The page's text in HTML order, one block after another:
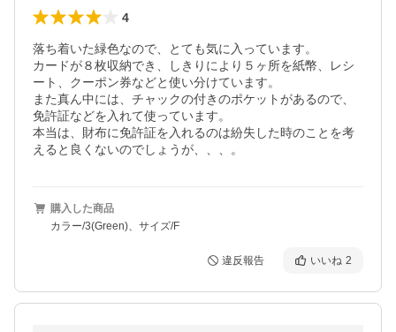
4
落ち着いた緑色なので、とても気に入っています。
カードが８枚収納でき、しきりにより５ヶ所を紙幣、レシ
ート、クーポン券などと使い分けています。
また真ん中には、チャックの付きのポケットがあるので、
免許証などを入れて使っています。
本当は、財布に免許証を入れるのは紛失した時のことを考
えると良くないのでしょうが、、、。
購入した商品
カラー/3(Green)、サイズ/F
違反報告 いいね 2